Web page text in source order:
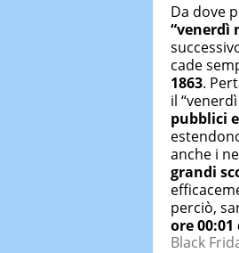
Da dove
“venerdì
cade
1863.
il
pubblici
anche i
grandi
perciò,
ore
Black